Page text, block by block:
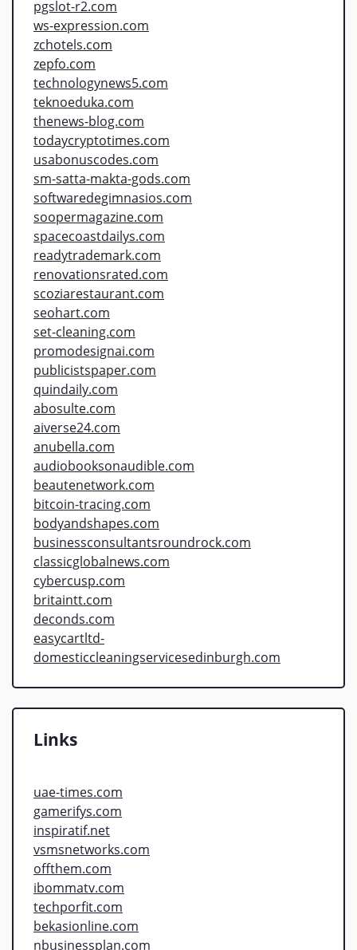
pgslot-r2.com
ws-expression.com
zchotels.com
zepfo.com
technologynews5.com
teknoeduka.com
thenews-blog.com
todaycryptotimes.com
usabonuscodes.com
sm-satta-makta-gods.com
softwaredegimnasios.com
soopermagazine.com
spacecoastdailys.com
readytrademark.com
renovationsrated.com
scoziarestaurant.com
seohart.com
set-cleaning.com
promodesignai.com
publicistspaper.com
quindaily.com
abosulte.com
aiverse24.com
anubella.com
audiobooksonaudible.com
beautenetwork.com
bitcoin-tracing.com
bodyandshapes.com
businessconsultantsroundrock.com
classicglobalnews.com
cybercusp.com
britaintt.com
deconds.com
easycartltd-
domesticcleaningservicesedinburgh.com
Links
uae-times.com
gamerifys.com
inspiratif.net
vsmsnetworks.com
offthem.com
ibommatv.com
techporfit.com
bekasionline.com
nbusinessplan.com